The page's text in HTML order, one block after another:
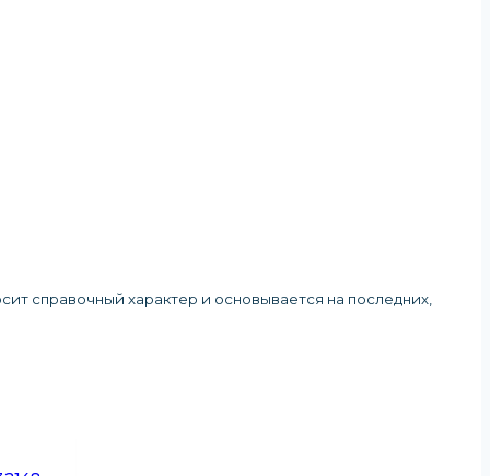
справочный характер и основывается на последних,